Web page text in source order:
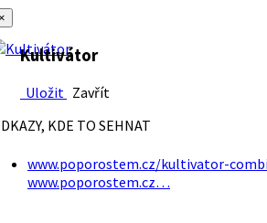
Kultivátor
Uložit Zavřít
KDE TO SEHNAT
www.poporostem.cz/kultivator-
www.poporostem.cz…